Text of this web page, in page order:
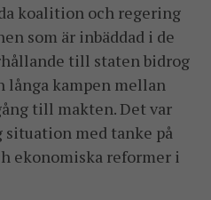
koalition och regering
som är inbäddad i de
till staten bidrog
långa kampen mellan
till makten. Det var
med tanke på
ekonomiska reformer i